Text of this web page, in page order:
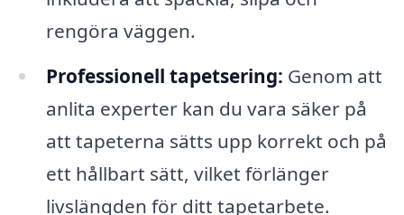
rengöra väggen.
Professionell tapetsering: Genom att
anlita experter kan du vara säker på
att tapeterna sätts upp korrekt och på
ett hållbart sätt, vilket förlänger
livslängden för ditt tapetarbete.